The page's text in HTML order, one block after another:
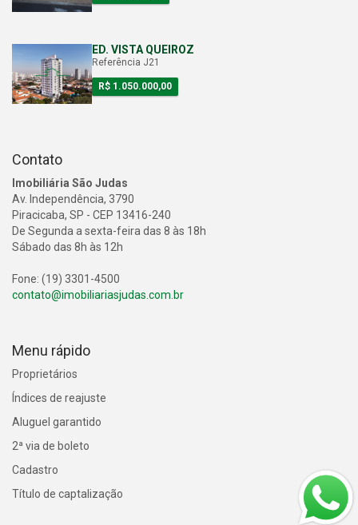
ED. VISTA QUEIROZ
Referência J21
R$ 1.050.000,00
Contato
Imobiliária São Judas
Av. Independência, 3790
Piracicaba, SP - CEP 13416-240
De Segunda a sexta-feira das 8 às 18h
Sábado das 8h às 12h
Fone: (19) 3301-4500
contato@imobiliariasjudas.com.br
Menu rápido
Proprietários
Índices de reajuste
Aluguel garantido
2ª via de boleto
Cadastro
Título de captalização